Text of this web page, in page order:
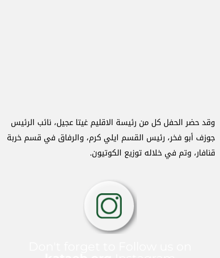
وقد حضر الحفل كل من رئيسة الاقليم غيتا عجيل، نائب الرئيس
جوزف أبو فخر، رئيس القسم ايلي كرم، والرفاق في قسم خربة
قنافار، وتم في خلاله توزيع الكوتيون.